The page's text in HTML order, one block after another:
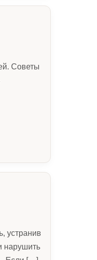
Советы
устранив
нарушить